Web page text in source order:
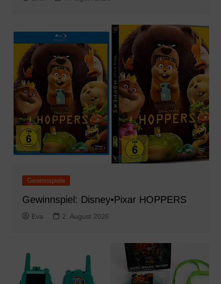
Gewinnspiele
Gewinnspiel: Disney•Pixar HOPPERS
Eva 2. August 2026